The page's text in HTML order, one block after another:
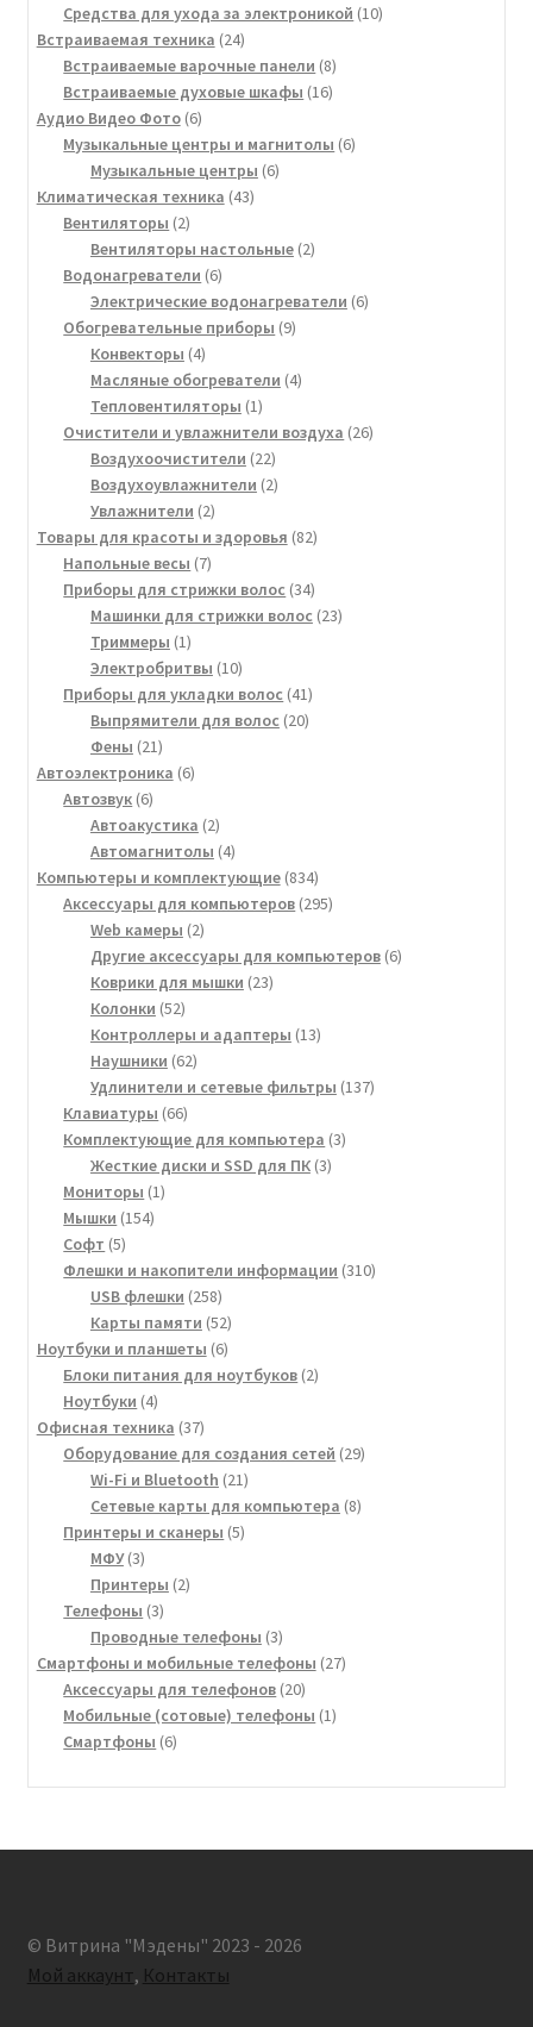
Средства для ухода за электроникой 1010
Встраиваемая техника 2424
товара
Встраиваемые варочные панели 88
товаров
Встраиваемые духовые шкафы 1616
Аудио Видео Фото 66
товаров
Музыкальные центры и магнитолы 66
Музыкальные центры 66
Климатическая техника 4343
Вентиляторы 22
товара
Вентиляторы настольные 22
Водонагреватели 66
товаров
Электрические водонагреватели 66
Обогревательные приборы 99
Конвекторы 44
товара
Масляные обогреватели 44
Тепловентиляторы 11
товар
Очистители и увлажнители воздуха 2626
Воздухоочистители 2222
товара
Воздухоувлажнители 22
Увлажнители 22
товара
Товары для красоты и здоровья 8282
Напольные весы 77
товаров
Приборы для стрижки волос 3434
товара
Машинки для стрижки волос 2323
Триммеры 11
товар
Электробритвы 1010
товаров
Приборы для укладки волос 4141
товар
Выпрямители для волос 2020
Фены 2121
товар
Автоэлектроника 66
Автозвук 66
товаров
Автоакустика 22
товара
Автомагнитолы 44
товара
Компьютеры и комплектующие 834834
товара
Аксессуары для компьютеров 295295
Web камеры 22
товара
Другие аксессуары для компьютеров 66
Коврики для мышки 2323
Колонки 5252
товара
Контроллеры и адаптеры 1313
Наушники 6262
товара
Удлинители и сетевые фильтры 137137
Клавиатуры 6666
товаров
Комплектующие для компьютера 33
Жесткие диски и SSD для ПК 33
Мониторы 11
Мышки 154154
Софт 55
товаров
Флешки и накопители информации 310310
USB флешки 258258
товаров
Карты памяти 5252
товара
Ноутбуки и планшеты 66
товаров
Блоки питания для ноутбуков 22
Ноутбуки 44
товара
Офисная техника 3737
товаров
Оборудование для создания сетей 2929
Wi-Fi и Bluetooth 2121
товар
Сетевые карты для компьютера 88
Принтеры и сканеры 55
МФУ 33
товара
Принтеры 22
Телефоны 33
товара
Проводные телефоны 33
товара
Смартфоны и мобильные телефоны 2727
Аксессуары для телефонов 2020
товаров
Мобильные (сотовые) телефоны 11
Смартфоны 66
© Витрина "Мэдены" 2023 - 2026
Мой аккаунт, Контакты